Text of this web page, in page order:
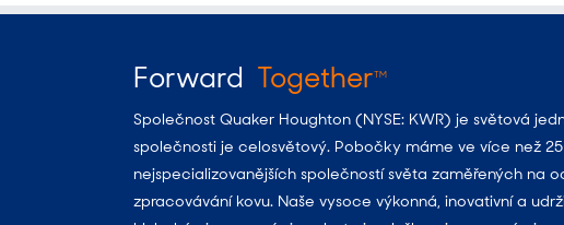
Forward TogetherTM
Společnost Quaker Houghton (NYSE: KWR) je světová
společnosti je celosvětový. Pobočky máme ve více než
nejspecializovanějších společností světa zaměřených na
zpracovávání kovu. Naše vysoce výkonná, inovativní a